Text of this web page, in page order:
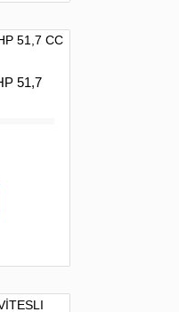
51,7